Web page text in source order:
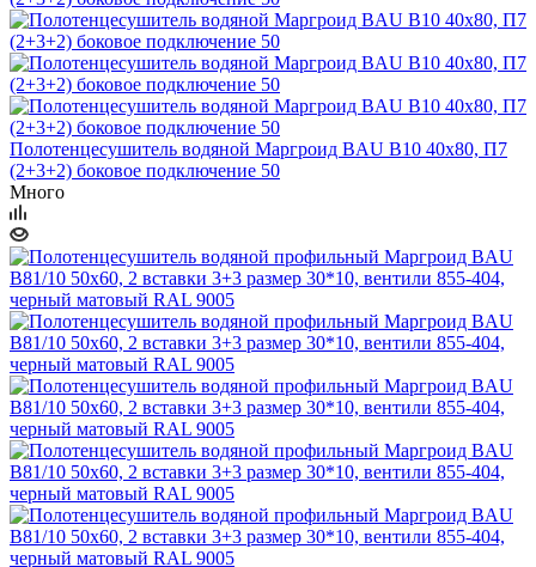
Полотенцесушитель водяной Маргроид BAU В10 40х80, П7
(2+3+2) боковое подключение 50
Много